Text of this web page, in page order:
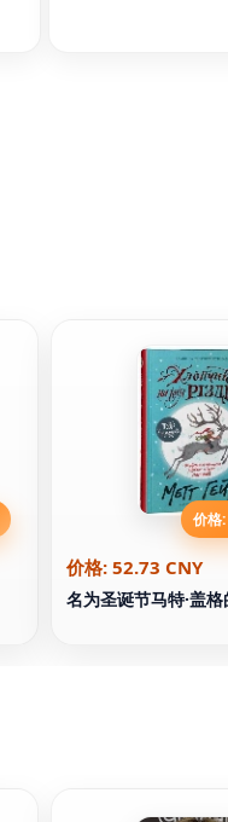
价格
价格: 52.73 CNY
名为圣诞节马特·盖